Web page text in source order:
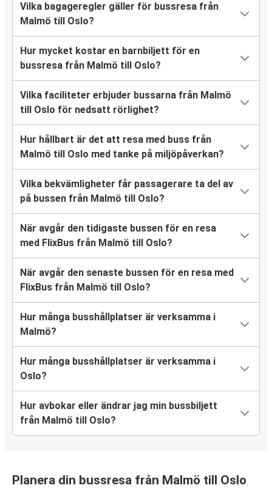
Vilka bagageregler gäller för bussresa från
Malmö till Oslo?
Hur mycket kostar en barnbiljett för en
bussresa från Malmö till Oslo?
Vilka faciliteter erbjuder bussarna från Malmö
till Oslo för nedsatt rörlighet?
Hur hållbart är det att resa med buss från
Malmö till Oslo med tanke på miljöpåverkan?
Vilka bekvämligheter får passagerare ta del av
på bussen från Malmö till Oslo?
När avgår den tidigaste bussen för en resa
med FlixBus från Malmö till Oslo?
När avgår den senaste bussen för en resa med
FlixBus från Malmö till Oslo?
Hur många busshållplatser är verksamma i
Malmö?
Hur många busshållplatser är verksamma i
Oslo?
Hur avbokar eller ändrar jag min bussbiljett
från Malmö till Oslo?
Planera din bussresa från Malmö till Oslo